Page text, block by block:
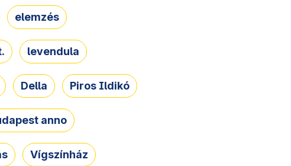
elemzés
levendula
Della Piros Ildikó
anno
Vígszínház